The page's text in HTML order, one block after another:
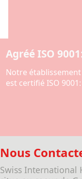
Agréé ISO
Notre
est certifié ISO
Nous
Swiss International